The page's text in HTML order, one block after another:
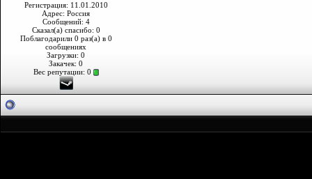
Регистрация: 11.01.2010
Адрес: Россия
Сообщений: 4
Сказал(а) спасибо: 0
Поблагодарили 0 раз(а) в 0
сообщениях
Загрузки: 0
Закачек: 0
Вес репутации: 0